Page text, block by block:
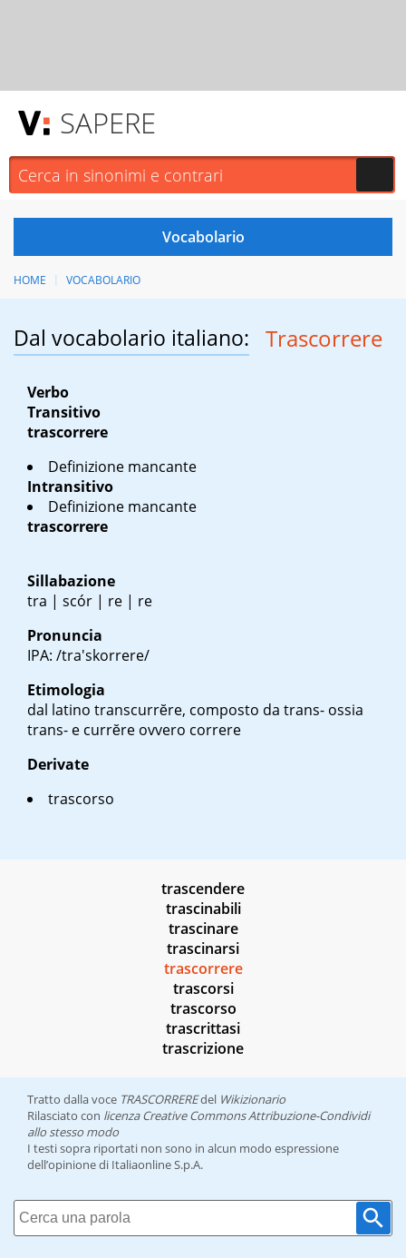
SAPERE
HOME VOCABOLARIO
Dal vocabolario italiano: Trascorrere
Verbo
Transitivo
trascorrere
Definizione mancante
Intransitivo
Definizione mancante
trascorrere
Sillabazione
tra | scór | re | re
Pronuncia
IPA: /tra'skorrere/
Etimologia
dal latino transcurrĕre, composto da trans- ossia
trans- e currĕre ovvero correre
Derivate
trascorso
trascendere
trascinabili
trascinare
trascinarsi
trascorrere
trascorsi
trascorso
trascrittasi
trascrizione
Tratto dalla voce TRASCORREREdel Wikizionario
Rilasciato con licenza Creative Commons Attribuzione-Condividi
allo stesso modo
I testi sopra riportati non sono in alcun modo espressione
dell’opinione di Italiaonline S.p.A.